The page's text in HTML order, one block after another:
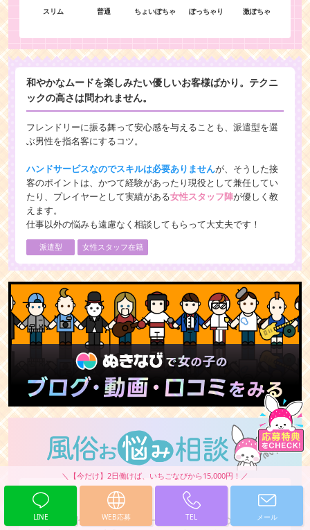
スリム 普通 ちょいぽちゃ ぽっちゃり 激ぽちゃ
和やかなムードを楽しみたい優しいお客様ばかり。テクニ
ックの高さは問われません。
フレンドリーに振る舞って安心感を与えることも、派遣型を選
ぶ男性を指名客にするコツ。
ハンドサービスなのでスキルは必要ありませんが、そうした接
客のポイントは、かつて経験があったり現役として兼任してい
たり、プレイヤーとして実績がある女性スタッフ陣が優しく教
えます。
仕事以外の悩みも遠慮なく相談してもらって大丈夫です！
派遣型 女性スタッフ在籍
2026/7/18
その他質問
Q. 仕事と関係のないプライベートの悩みはお店の人に相談し
LINE WEB応募 TEL メール